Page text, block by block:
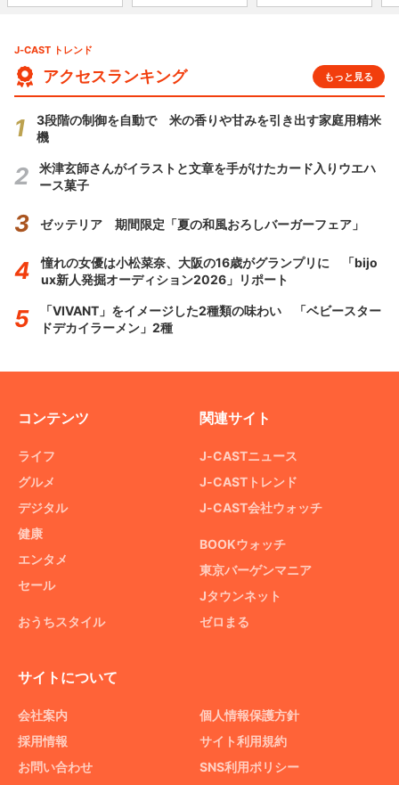
J-CAST トレンド
アクセスランキング もっと見る
3段階の制御を自動で 米の香りや甘みを引き出す家庭用精米
機
米津玄師さんがイラストと文章を手がけたカード入りウエハ
ース菓子
ゼッテリア 期間限定「夏の和風おろしバーガーフェア」
憧れの女優は小松菜奈、大阪の16歳がグランプリに 「bijo
ux新人発掘オーディション2026」リポート
「VIVANT」をイメージした2種類の味わい 「ベビースター
ドデカイラーメン」2種
コンテンツ
ライフ
グルメ
デジタル
健康
エンタメ
セール
おうちスタイル
関連サイト
J-CASTニュース
J-CASTトレンド
J-CAST会社ウォッチ
BOOKウォッチ
東京バーゲンマニア
Jタウンネット
ゼロまる
サイトについて
会社案内
採用情報
お問い合わせ
個人情報保護方針
サイト利用規約
SNS利用ポリシー